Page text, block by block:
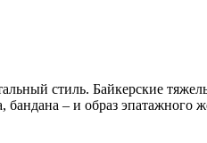
стиль. Байкерские
– и образ эпатажного